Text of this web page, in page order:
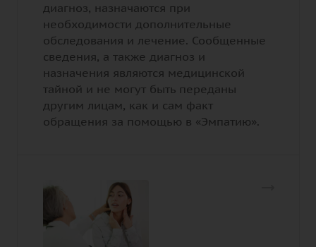
диагноз, назначаются при
необходимости дополнительные
обследования и лечение. Сообщенные
сведения, а также диагноз и
назначения являются медицинской
тайной и не могут быть переданы
другим лицам, как и сам факт
обращения за помощью в «Эмпатию».